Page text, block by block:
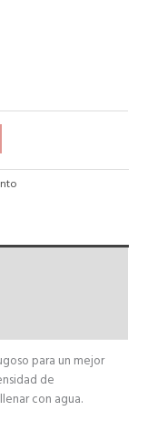
para un mejor
de
con agua.